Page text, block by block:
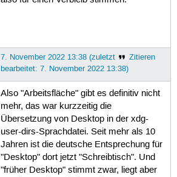
Zitieren
7. November 2022 13:38 (zuletzt
bearbeitet: 7. November 2022 13:38)
Also "Arbeitsfläche" gibt es definitiv nicht
mehr, das war kurzzeitig die
Übersetzung von Desktop in der xdg-
user-dirs-Sprachdatei. Seit mehr als 10
Jahren ist die deutsche Entsprechung für
"Desktop" dort jetzt "Schreibtisch". Und
"früher Desktop" stimmt zwar, liegt aber